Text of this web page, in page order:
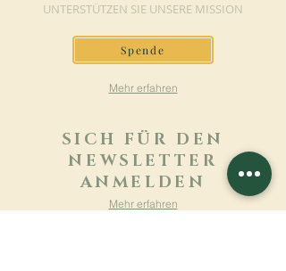
UNTERSTÜTZEN SIE UNSERE MISSION
Spende
Mehr erfahren
SICH FÜR DEN
NEWSLETTER
ANMELDEN
Mehr erfahren